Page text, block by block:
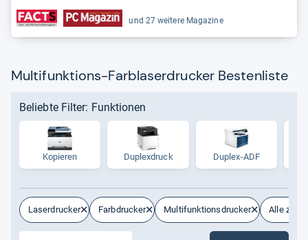
können, berücksichtigen wirTestergebnisse
Fachmagazinen und zeigen dieErfahrungenvon
und 27 weitere Magazine
Multifunktions-Farblaserdrucker Bestenliste
Beliebte Filter: Funktionen
Kopieren Duplex­druck Duplex-ADF
Laserdrucker Farbdrucker Multifunktionsdrucker Alle